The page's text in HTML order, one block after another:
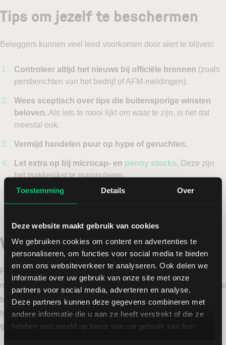
Toestemming Details Over
Deze website maakt gebruik van cookies
We gebruiken cookies om content en advertenties te
personaliseren, om functies voor social media te bieden
en om ons websiteverkeer te analyseren. Ook delen we
informatie over uw gebruik van onze site met onze
partners voor social media, adverteren en analyse.
Deze partners kunnen deze gegevens combineren met
andere informatie die u aan ze heeft verstrekt of die ze
hebben verzameld op basis van uw gebruik van hun
Tips om jezelf te beschermen
Beleggers kunnen veel leed voorkomen door alert te blijven:
Controleer altijd het nieuws bij officiële bronnen (zoals
persberichten van het bedrijf of AFM-meldingen).
Wees sceptisch over tips die buitensporige winsten
beloven. Als iets te mooi lijkt om waar te zijn, is het dat
meestal ook.
Vermijd handelen puur op hype of geruchten.
Let extra op bij microcap- en penny stocks. Deze zijn
het makkelijkst te manipuleren.
Spreid je risico.
Stop nooit een groot deel van je
vermogen in één speculatief aandeel.
Voorbeelden uit de praktijk
Pump-and-dump komt wereldwijd voor en heeft recent
meerdere malen het nieuws gehaald. Diverse kleinere Chinese
bedrijven met een Amerikaanse beursnotering stegen met
honderden procenten, om vervolgens in een klap meer dan
95% aan beurswaarde te verliezen.